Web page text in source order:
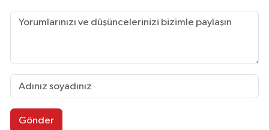
Gönder